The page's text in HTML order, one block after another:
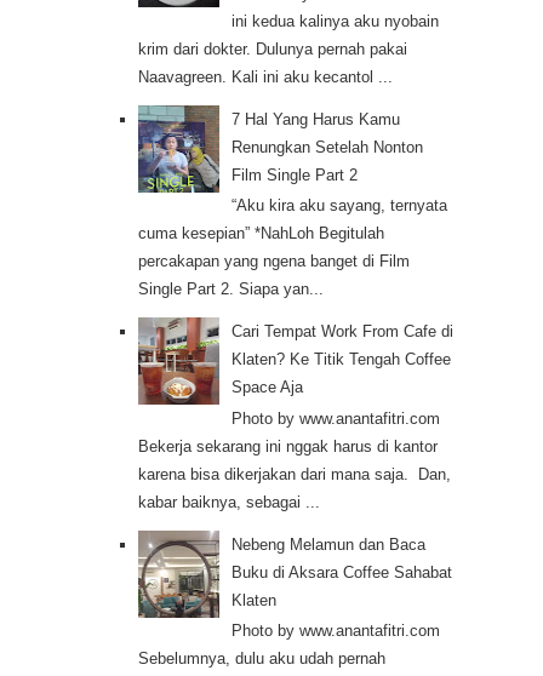
ini kedua kalinya aku nyobain
krim dari dokter. Dulunya pernah pakai
Naavagreen. Kali ini aku kecantol ...
7 Hal Yang Harus Kamu
Renungkan Setelah Nonton
Film Single Part 2
“Aku kira aku sayang, ternyata
cuma kesepian” *NahLoh Begitulah
percakapan yang ngena banget di Film
Single Part 2. Siapa yan...
Cari Tempat Work From Cafe di
Klaten? Ke Titik Tengah Coffee
Space Aja
Photo by www.anantafitri.com
Bekerja sekarang ini nggak harus di kantor
karena bisa dikerjakan dari mana saja. Dan,
kabar baiknya, sebagai ...
Nebeng Melamun dan Baca
Buku di Aksara Coffee Sahabat
Klaten
Photo by www.anantafitri.com
Sebelumnya, dulu aku udah pernah